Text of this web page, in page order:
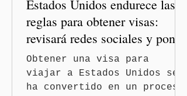
Estados Unidos endurece las
reglas para obtener visas:
revisará redes sociales y pone
freno al Turismo de
Nacimiento
Obtener una visa para
viajar a Estados Unidos se
ha convertido en un proceso